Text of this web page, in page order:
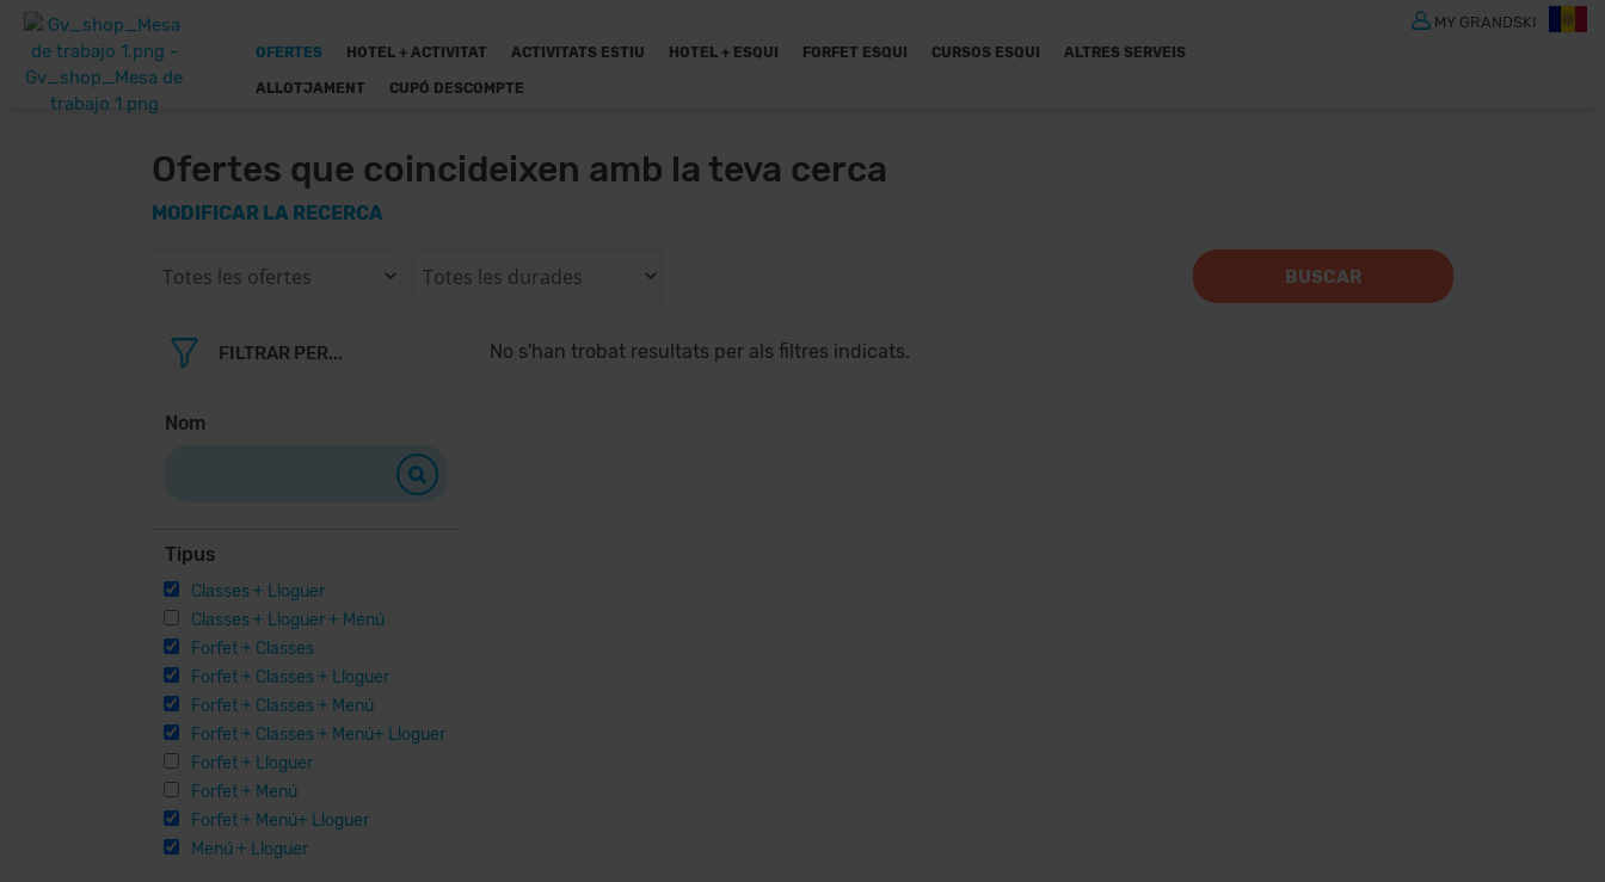
OFERTES HOTEL + ACTIVITAT ACTIVITATS ESTIU HOTEL + ESQUI FORFET ESQUI CURSOS ESQUI ALTRES SERVEIS
ALLOTJAMENT CUPÓ DESCOMPTE
MY GRANDSKI
Ofertes que coincideixen amb la teva cerca
MODIFICAR LA RECERCA
BUSCAR
FILTRAR PER...
Nom
Tipus
Classes + Lloguer
Classes + Lloguer + Menú
Forfet + Classes
Forfet + Classes + Lloguer
Forfet + Classes + Menú
Forfet + Classes + Menú+ Lloguer
Forfet + Lloguer
Forfet + Menú
Forfet + Menú+ Lloguer
Menú + Lloguer
No s'han trobat resultats per als filtres indicats.